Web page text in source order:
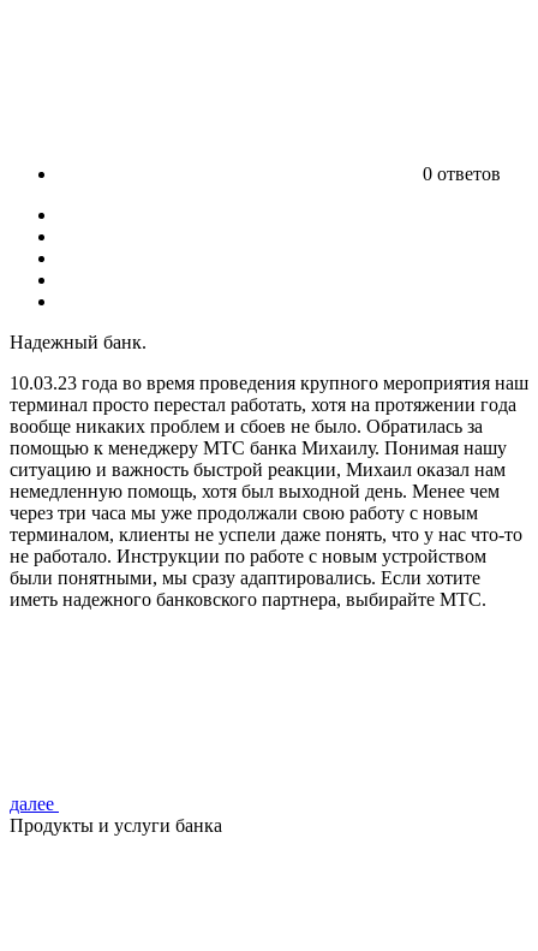
0 ответов
Надежный банк.
10.03.23 года во время проведения крупного мероприятия наш
терминал просто перестал работать, хотя на протяжении года
вообще никаких проблем и сбоев не было. Обратилась за
помощью к менеджеру МТС банка Михаилу. Понимая нашу
ситуацию и важность быстрой реакции, Михаил оказал нам
немедленную помощь, хотя был выходной день. Менее чем
через три часа мы уже продолжали свою работу с новым
терминалом, клиенты не успели даже понять, что у нас что-то
не работало. Инструкции по работе с новым устройством
были понятными, мы сразу адаптировались. Если хотите
иметь надежного банковского партнера, выбирайте МТС.
далее
Продукты и услуги банка